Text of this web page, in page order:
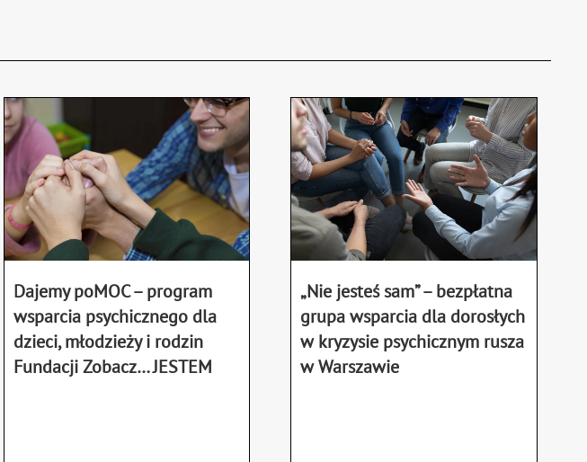
Dajemy poMOC – program
wsparcia psychicznego dla
dzieci, młodzieży i rodzin
Fundacji Zobacz… JESTEM
„Nie jesteś sam” – bezpłatna
grupa wsparcia dla dorosłych
w kryzysie psychicznym rusza
w Warszawie